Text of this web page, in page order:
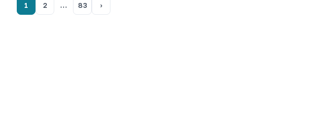
1 2 … 83 ›